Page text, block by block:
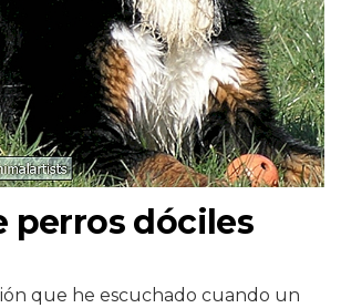
perros dóciles
que he escuchado cuando un